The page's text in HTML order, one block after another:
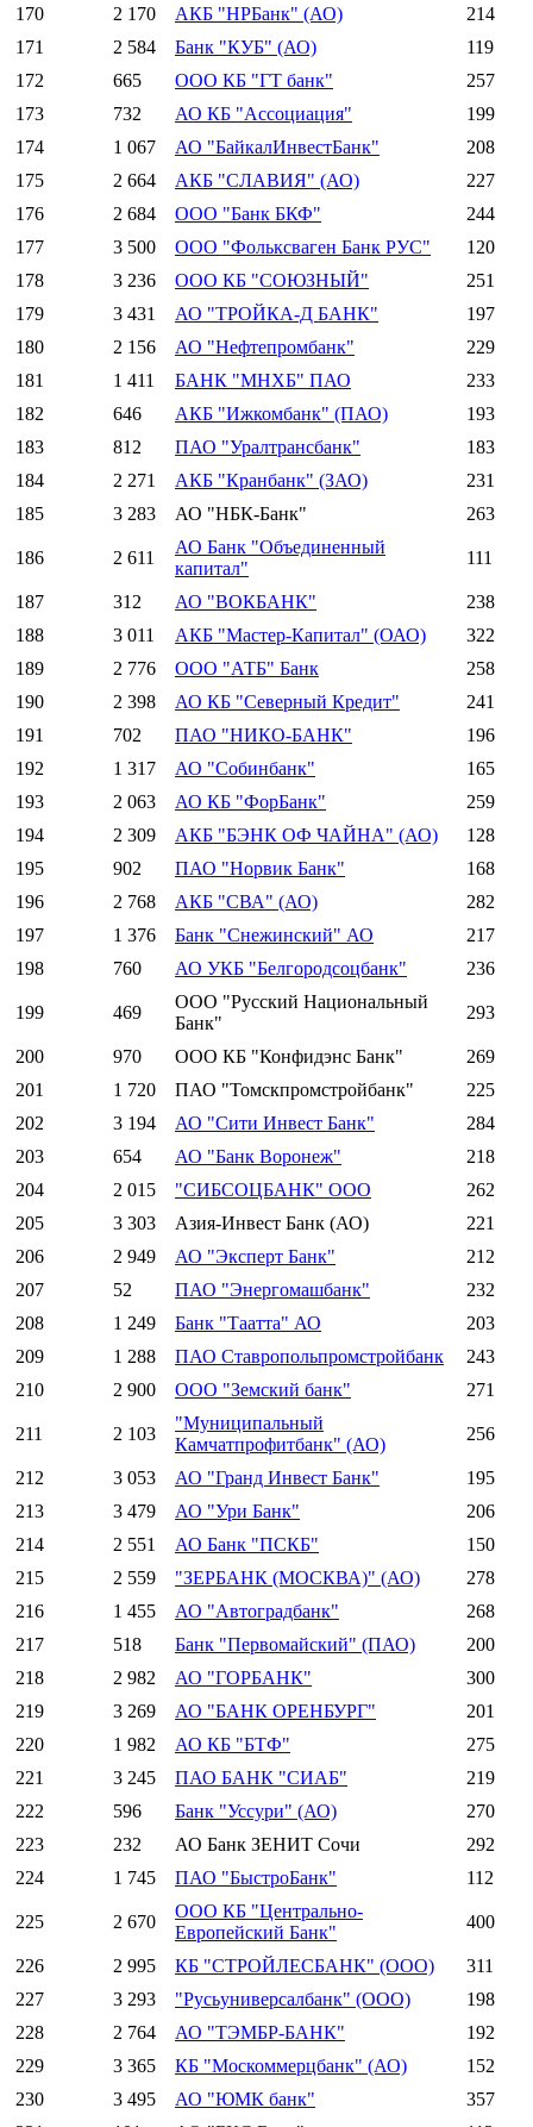
170
2 170 АКБ "НРБанк" (АО)
214
171
2 584 Банк "КУБ" (АО)
119
172
665 ООО КБ "ГТ банк"
257
173
732 АО КБ "Ассоциация"
199
174
1 067 АО "БайкалИнвестБанк"
208
175
2 664 АКБ "СЛАВИЯ" (АО)
227
176
2 684 ООО "Банк БКФ"
244
177
3 500 ООО "Фольксваген Банк РУС"
120
178
3 236 ООО КБ "СОЮЗНЫЙ"
251
179
3 431 АО "ТРОЙКА-Д БАНК"
197
180
2 156 АО "Нефтепромбанк"
229
181
1 411 БАНК "МНХБ" ПАО
233
182
646 АКБ "Ижкомбанк" (ПАО)
193
183
812 ПАО "Уралтрансбанк"
183
184
2 271 АКБ "Кранбанк" (ЗАО)
231
185
3 283 АО "НБК-Банк" 263
186 2 611
АО Банк "Объединенный
капитал"
111
187 312 АО "ВОКБАНК"
238
188
3 011 АКБ "Мастер-Капитал" (ОАО)
322
189
2 776 ООО "АТБ" Банк
258
190
2 398 АО КБ "Северный Кредит"
241
191
702 ПАО "НИКО-БАНК"
196
192
1 317 АО "Собинбанк"
165
193
2 063 АО КБ "ФорБанк"
259
194
2 309 АКБ "БЭНК ОФ ЧАЙНА" (АО)
128
195
902 ПАО "Норвик Банк"
168
196
2 768 АКБ "СВА" (АО)
282
197
1 376 Банк "Снежинский" АО
217
198
760 АО УКБ "Белгородсоцбанк" 236
199 469
ООО "Русский Национальный
Банк"
293
200 970 ООО КБ "Конфидэнс Банк"
269
201
1 720 ПАО "Томскпромстройбанк"
225
202
3 194 АО "Сити Инвест Банк"
284
203
654 АО "Банк Воронеж"
218
204
2 015 "СИБСОЦБАНК" ООО
262
205
3 303 Азия-Инвест Банк (АО)
221
206
2 949 АО "Эксперт Банк"
212
207
52 ПАО "Энергомашбанк"
232
208
1 249 Банк "Таатта" АО
203
209
1 288 ПАО Ставропольпромстройбанк
243
210
2 900 ООО "Земский банк" 271
211 2 103
"Муниципальный
Камчатпрофитбанк" (АО)
256
212 3 053 АО "Гранд Инвест Банк"
195
213
3 479 АО "Ури Банк"
206
214
2 551 АО Банк "ПСКБ"
150
215
2 559 "ЗЕРБАНК (МОСКВА)" (АО)
278
216
1 455 АО "Автоградбанк"
268
217
518 Банк "Первомайский" (ПАО)
200
218
2 982 АО "ГОРБАНК"
300
219
3 269 АО "БАНК ОРЕНБУРГ"
201
220
1 982 АО КБ "БТФ"
275
221
3 245 ПАО БАНК "СИАБ"
219
222
596 Банк "Уссури" (АО)
270
223
232 АО Банк ЗЕНИТ Сочи
292
224
1 745 ПАО "БыстроБанк" 112
225 2 670
ООО КБ "Центрально-
Европейский Банк"
400
226 2 995 КБ "СТРОЙЛЕСБАНК" (ООО)
311
227
3 293 "Русьуниверсалбанк" (ООО)
198
228
2 764 АО "ТЭМБР-БАНК"
192
229
3 365 КБ "Москоммерцбанк" (АО)
152
230
3 495 АО "ЮМК банк"
357